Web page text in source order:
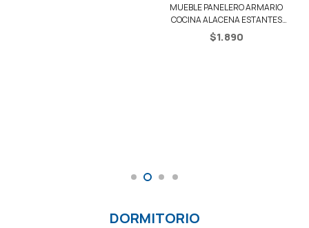
MUEBLE PANELERO ARMARIO
COCINA ALACENA ESTANTES
PREMIUM –
MANCHESTER/BLANCO
$1.890
DORMITORIO